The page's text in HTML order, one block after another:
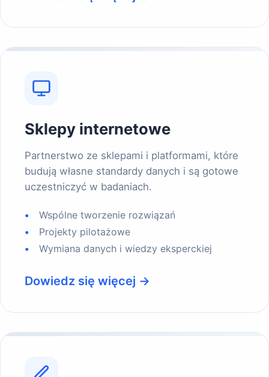
Sklepy internetowe
Partnerstwo ze sklepami i platformami, które
budują własne standardy danych i są gotowe
uczestniczyć w badaniach.
Wspólne tworzenie rozwiązań
Projekty pilotażowe
Wymiana danych i wiedzy eksperckiej
Dowiedz się więcej →